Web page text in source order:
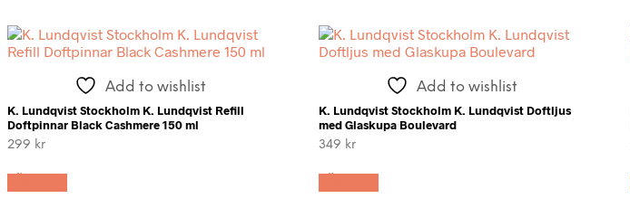
Add to wishlist
K. Lundqvist Stockholm K. Lundqvist Refill
Doftpinnar Black Cashmere 150 ml
299 kr
Add to wishlist
K. Lundqvist Stockholm K. Lundqvist Doftljus
med Glaskupa Boulevard
349 kr